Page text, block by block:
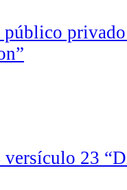
23